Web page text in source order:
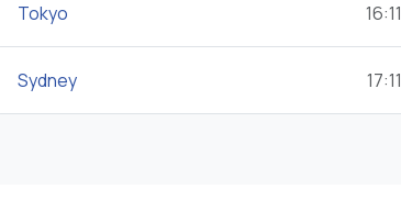
Tokyo 16:11
Sydney 17:11